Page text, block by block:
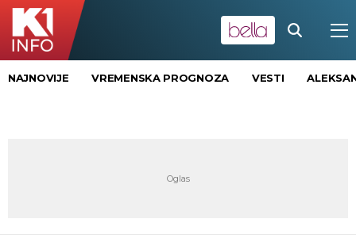
NAJNOVIJE VREMENSKA PROGNOZA VESTI